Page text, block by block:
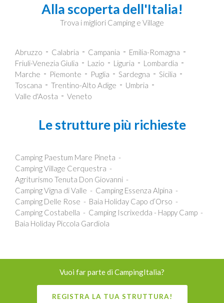
Alla scoperta dell'Italia!
Trova i migliori Camping e Village
Abruzzo Calabria Campania
Emilia-Romagna
Friuli-Venezia Giulia
Lazio Liguria
Lombardia
Marche
Piemonte Puglia Sardegna
Sicilia
Toscana
Trentino-Alto Adige
Umbria
Valle d'Aosta
Veneto
Le strutture più richieste
Camping Paestum Mare Pineta
Camping Village Cerquestra
Agriturismo Tenuta Don Giovanni
Camping Vigna di Valle
Camping Essenza Alpina
Camping Delle Rose
Baia Holiday Capo d’Orso
Camping Costabella
Camping Iscrixedda - Happy Camp
Baia Holiday Piccola Gardiola
Vuoi far parte di CampingItalia?
REGISTRA LA TUA STRUTTURA!